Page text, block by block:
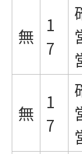
無 1
7
無 1
7